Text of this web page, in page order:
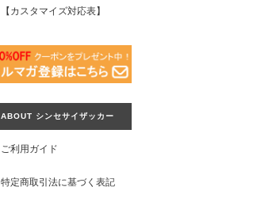
【カスタマイズ対応表】
ABOUT シンセサイザッカー
ご利用ガイド
特定商取引法に基づく表記